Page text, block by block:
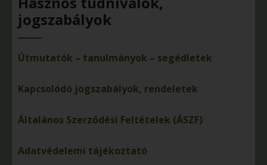
jogszabályok
Útmutatók – tanulmányok – segédletek
Kapcsolódó jogszabályok, rendeletek
Általános Szerződési Feltételek (ÁSZF)
Adatvédelemi tájékoztató